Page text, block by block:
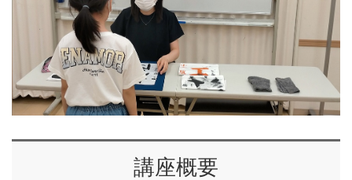
講座概要